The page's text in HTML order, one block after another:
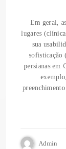
Em geral,
lugares
sua
sofisticação
persianas em
Admin